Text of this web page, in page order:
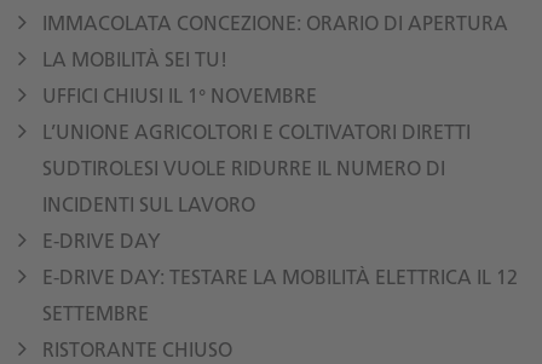
IMMACOLATA CONCEZIONE: ORARIO DI APERTURA
LA MOBILITÀ SEI TU!
UFFICI CHIUSI IL 1° NOVEMBRE
L’UNIONE AGRICOLTORI E COLTIVATORI DIRETTI
SUDTIROLESI VUOLE RIDURRE IL NUMERO DI
INCIDENTI SUL LAVORO
E-DRIVE DAY
E-DRIVE DAY: TESTARE LA MOBILITÀ ELETTRICA IL 12
SETTEMBRE
RISTORANTE CHIUSO